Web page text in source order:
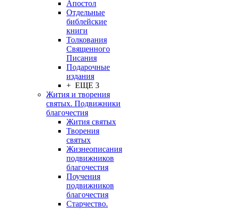
Апостол
Отдельные
библейские
книги
Толкования
Священного
Писания
Подарочные
издания
+ ЕЩЕ 3
Жития и творения
святых. Подвижники
благочестия
Жития святых
Творения
святых
Жизнеописания
подвижников
благочестия
Поучения
подвижников
благочестия
Старчество.